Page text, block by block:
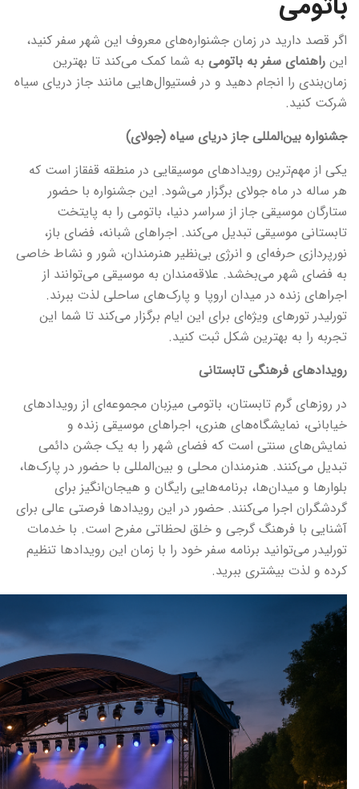
اگر قصد دارید در زمان جشنواره‌های معروف این شهر سفر کنید،
این راهنمای سفر به باتومی به شما کمک می‌کند تا بهترین
زمان‌بندی را انجام دهید و در فستیوال‌هایی مانند جاز دریای سیاه
شرکت کنید.
جشنواره بین‌المللی جاز دریای سیاه (جولای)
یکی از مهم‌ترین رویدادهای موسیقایی در منطقه قفقاز است که
هر ساله در ماه جولای برگزار می‌شود. این جشنواره با حضور
ستارگان موسیقی جاز از سراسر دنیا، باتومی را به پایتخت
تابستانی موسیقی تبدیل می‌کند. اجراهای شبانه، فضای باز،
نورپردازی حرفه‌ای و انرژی بی‌نظیر هنرمندان، شور و نشاط خاصی
به فضای شهر می‌بخشد. علاقه‌مندان به موسیقی می‌توانند از
اجراهای زنده در میدان اروپا و پارک‌های ساحلی لذت ببرند.
تورلیدر تورهای ویژه‌ای برای این ایام برگزار می‌کند تا شما این
تجربه را به بهترین شکل ثبت کنید.
رویدادهای فرهنگی تابستانی
در روزهای گرم تابستان، باتومی میزبان مجموعه‌ای از رویدادهای
خیابانی، نمایشگاه‌های هنری، اجراهای موسیقی زنده و
نمایش‌های سنتی است که فضای شهر را به یک جشن دائمی
تبدیل می‌کنند. هنرمندان محلی و بین‌المللی با حضور در پارک‌ها،
بلوارها و میدان‌ها، برنامه‌هایی رایگان و هیجان‌انگیز برای
گردشگران اجرا می‌کنند. حضور در این رویدادها فرصتی عالی برای
آشنایی با فرهنگ گرجی و خلق لحظاتی مفرح است. با خدمات
تورلیدر می‌توانید برنامه سفر خود را با زمان این رویدادها تنظیم
کرده و لذت بیشتری ببرید.